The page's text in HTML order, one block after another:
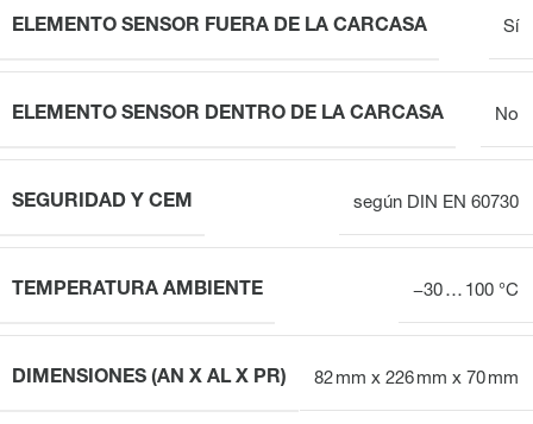
ELEMENTO SENSOR FUERA DE LA CARCASA Sí
ELEMENTO SENSOR DENTRO DE LA CARCASA No
SEGURIDAD Y CEM según DIN EN 60730
TEMPERATURA AMBIENTE −30 … 100 °C
DIMENSIONES (AN X AL X PR) 82 mm x 226 mm x 70 mm